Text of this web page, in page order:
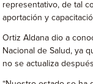
representativo, de tal
aportación y
Ortiz Aldana dio a
Nacional de Salud, ya
no se actualiza